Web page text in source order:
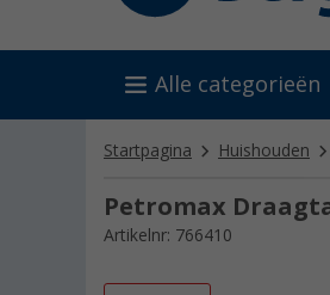
Alle categorieën
Startpagina Huishouden
Petromax
Artikelnr: 766410